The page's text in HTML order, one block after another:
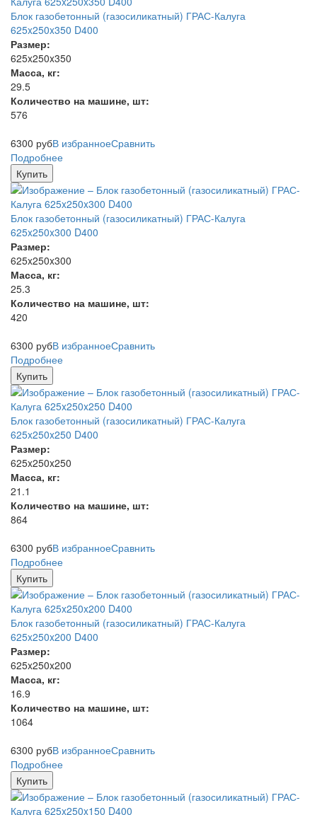
Блок газобетонный (газосиликатный) ГРАС-Калуга
625x250x350 D400
Размер:
625x250x350
Масса, кг:
29.5
Количество на машине, шт:
576
6300 рубВ избранноеСравнить
Подробнее
Купить
Блок газобетонный (газосиликатный) ГРАС-Калуга
625x250x300 D400
Размер:
625x250x300
Масса, кг:
25.3
Количество на машине, шт:
420
6300 рубВ избранноеСравнить
Подробнее
Купить
Блок газобетонный (газосиликатный) ГРАС-Калуга
625x250x250 D400
Размер:
625x250x250
Масса, кг:
21.1
Количество на машине, шт:
864
6300 рубВ избранноеСравнить
Подробнее
Купить
Блок газобетонный (газосиликатный) ГРАС-Калуга
625x250x200 D400
Размер:
625x250x200
Масса, кг:
16.9
Количество на машине, шт:
1064
6300 рубВ избранноеСравнить
Подробнее
Купить